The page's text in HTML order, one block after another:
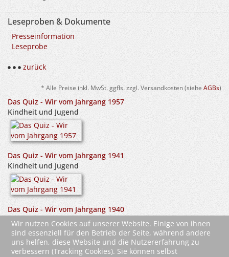
Leseproben & Dokumente
Presseinformation
Leseprobe
zurück
* Alle Preise inkl. MwSt. ggfls. zzgl. Versandkosten (siehe AGBs)
Das Quiz - Wir vom Jahrgang 1957
Kindheit und Jugend
Das Quiz - Wir vom Jahrgang 1941
Kindheit und Jugend
Das Quiz - Wir vom Jahrgang 1940
Kndheit und Jugend
Wir nutzen Cookies auf unserer Website. Einige von ihnen
sind essenziell für den Betrieb der Seite, während andere
uns helfen, diese Website und die Nutzererfahrung zu
verbessern (Tracking Cookies). Sie können selbst